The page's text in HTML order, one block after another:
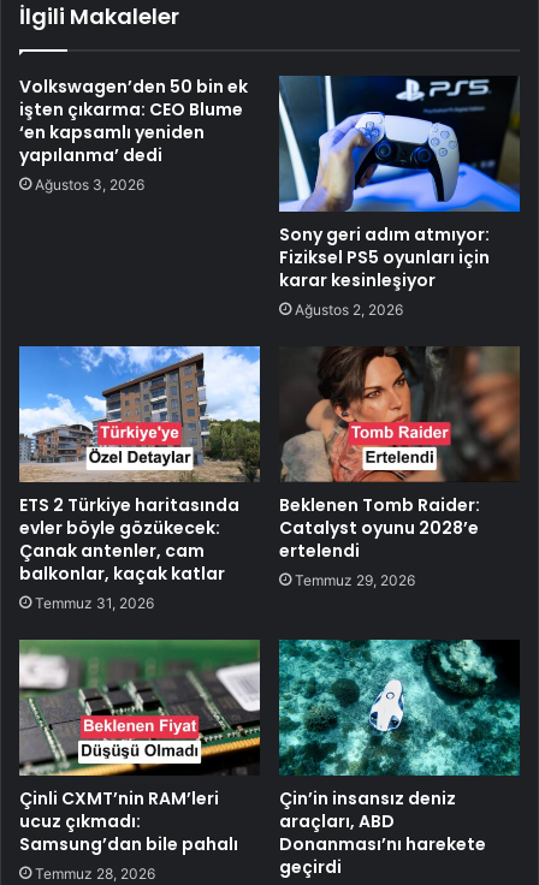
İlgili Makaleler
Volkswagen’den 50 bin ek
işten çıkarma: CEO Blume
‘en kapsamlı yeniden
yapılanma’ dedi
Ağustos 3, 2026
Sony geri adım atmıyor:
Fiziksel PS5 oyunları için
karar kesinleşiyor
Ağustos 2, 2026
ETS 2 Türkiye haritasında
evler böyle gözükecek:
Çanak antenler, cam
balkonlar, kaçak katlar
Temmuz 31, 2026
Beklenen Tomb Raider:
Catalyst oyunu 2028’e
ertelendi
Temmuz 29, 2026
Çinli CXMT’nin RAM’leri
ucuz çıkmadı:
Samsung’dan bile pahalı
Temmuz 28, 2026
Çin’in insansız deniz
araçları, ABD
Donanması’nı harekete
geçirdi